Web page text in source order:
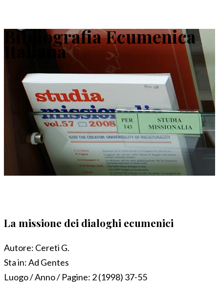
Bibliografia Ecumenica
Italiana
La missione dei dialoghi ecumenici
Autore: Cereti G.
Sta in:Ad Gentes
Luogo / Anno / Pagine: 2 (1998) 37-55